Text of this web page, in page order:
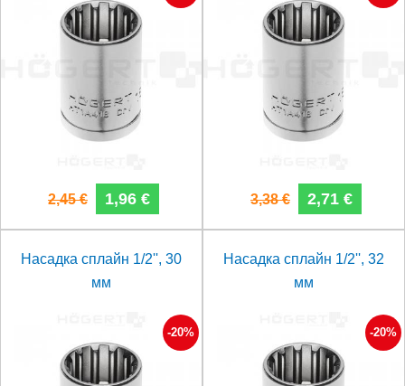
2,45 € 1,96 € 3,38 € 2,71 €
Насадка сплайн 1/2'', 30
мм
-20%
Насадка сплайн 1/2'', 32
мм
-20%